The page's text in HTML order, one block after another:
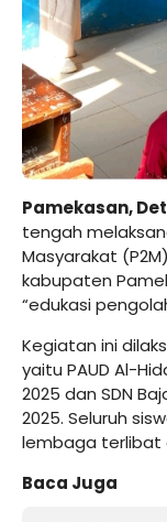
Pamekasan,
tengah
Masyarakat
kabupaten
“edukasi
Kegiatan ini
yaitu PAUD Al-
2025 dan SDN
2025. Seluruh
lembaga terlibat
Baca Juga